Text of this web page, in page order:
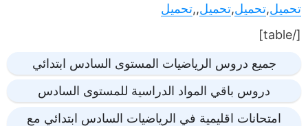
تحميل,تحميل,تحميل,,تحميل
[/table]
جميع دروس الرياضيات المستوى السادس ابتدائي
دروس باقي المواد الدراسية للمستوى السادس
امتحانات اقليمية في الرياضيات السادس ابتدائي مع